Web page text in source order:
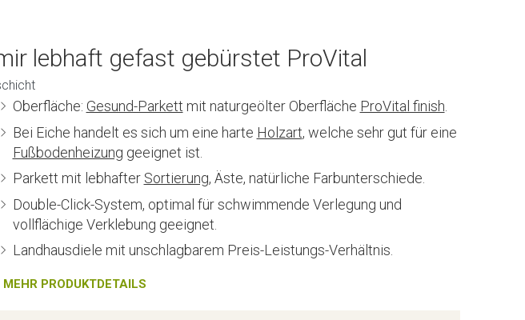
lebhaft gefast gebürstet ProVital
Oberfläche: Gesund-Parkett mit naturgeölter Oberfläche ProVital finish
Bei Eiche handelt es sich um eine harte Holzart, welche sehr gut für eine
Fußbodenheizung geeignet ist.
Parkett mit lebhafter Sortierung, Äste, natürliche Farbunterschiede.
Double-Click-System, optimal für schwimmende Verlegung und
vollflächige Verklebung geeignet.
Landhausdiele mit unschlagbarem Preis-Leistungs-Verhältnis.
MEHR PRODUKTDETAILS